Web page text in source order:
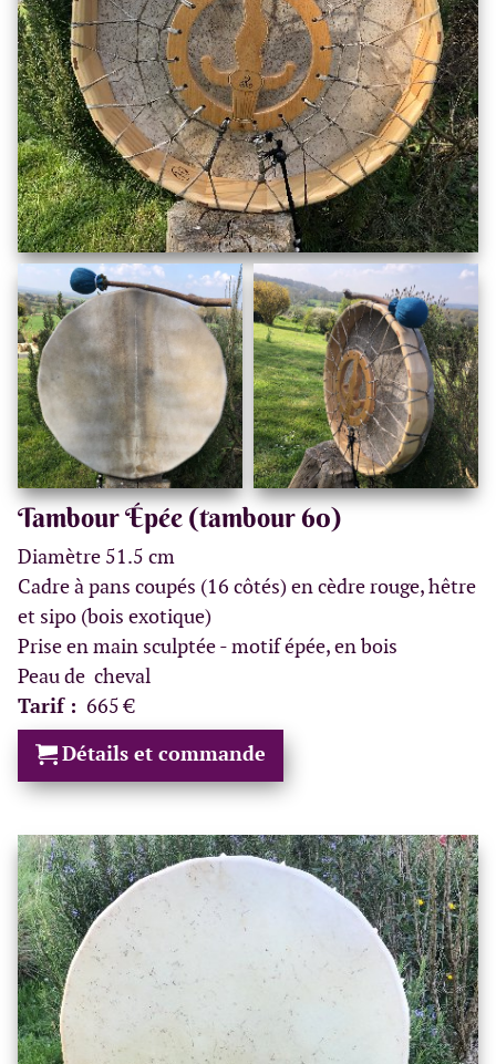
Tambour Épée (tambour 60)
Diamètre 51.5 cm
Cadre à pans coupés (16 côtés) en cèdre rouge, hêtre
et sipo (bois exotique)
Prise en main sculptée - motif épée, en bois
Peau de cheval
Tarif : 665 €
Détails et commande